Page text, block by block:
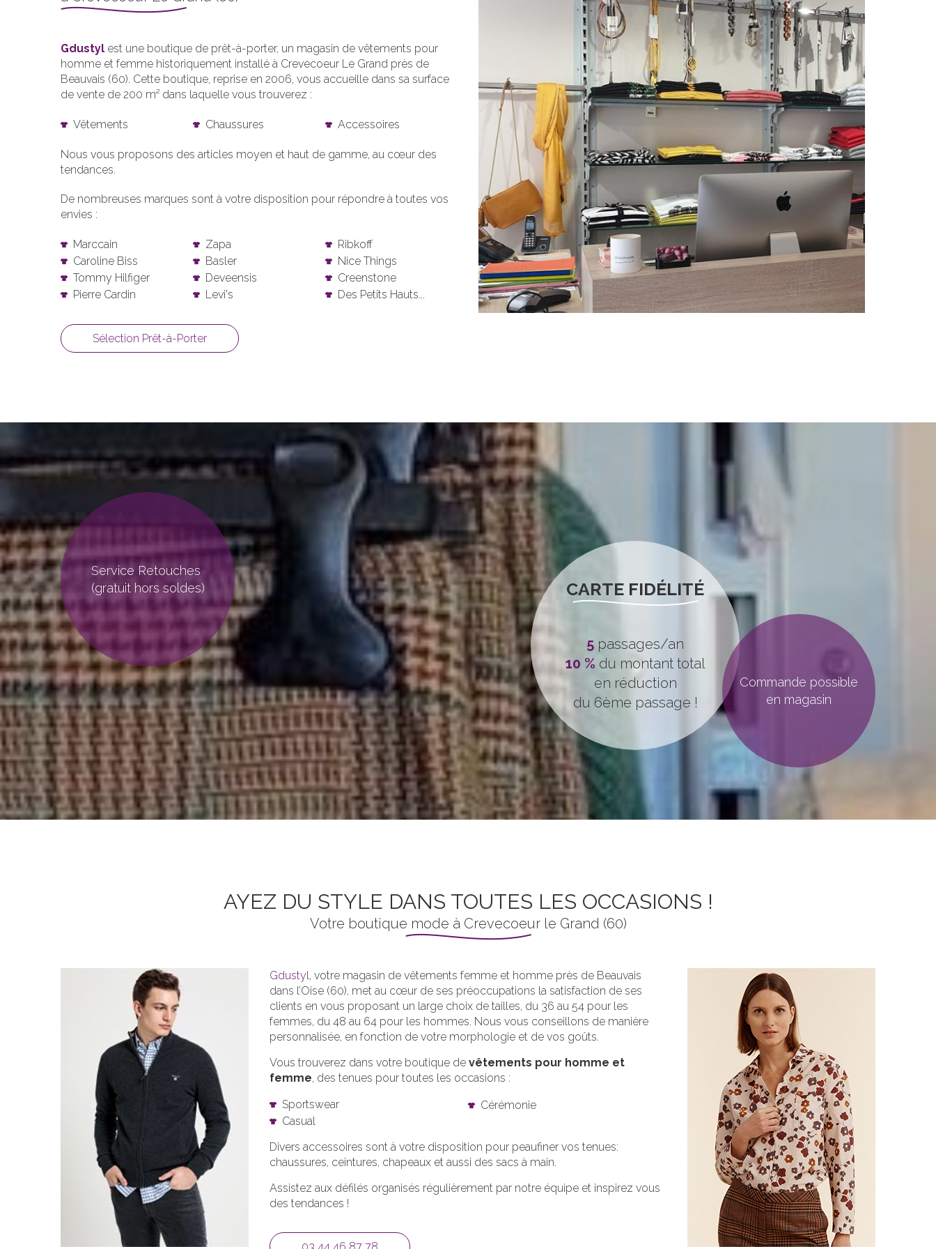
Gdustyl est une boutique de prêt-à-porter, un magasin de vêtements pour
homme et femme historiquement installé à Crevecoeur Le Grand près de
Beauvais (60). Cette boutique, reprise en 2006, vous accueille dans sa surface
de vente de 200 m² dans laquelle vous trouverez :
Vêtements Chaussures Accessoires
Nous vous proposons des articles moyen et haut de gamme, au cœur des
tendances.
De nombreuses marques sont à votre disposition pour répondre à toutes vos
envies :
Marccain
Caroline Biss
Tommy Hilfiger
Pierre Cardin
Zapa
Basler
Deveensis
Levi's
Ribkoff
Nice Things
Creenstone
Des Petits Hauts...
Sélection Prêt-à-Porter
Service Retouches
(gratuit hors soldes)
CARTE FIDÉLITÉ
5 passages/an
10 % du montant total
en réduction
du 6ème passage !
Commande possible
en magasin
AYEZ DU STYLE DANS TOUTES LES OCCASIONS !
Votre boutique mode à Crevecoeur le Grand (60)
Gdustyl, votre magasin de vêtements femme et homme près de Beauvais
dans l’Oise (60), met au cœur de ses préoccupations la satisfaction de ses
clients en vous proposant un large choix de tailles, du 36 au 54 pour les
femmes, du 48 au 64 pour les hommes. Nous vous conseillons de manière
personnalisée, en fonction de votre morphologie et de vos goûts.
Vous trouverez dans votre boutique de vêtements pour homme et
femme, des tenues pour toutes les occasions :
Sportswear
Casual
Cérémonie
Divers accessoires sont à votre disposition pour peaufiner vos tenues:
chaussures, ceintures, chapeaux et aussi des sacs à main.
Assistez aux défilés organisés régulièrement par notre équipe et inspirez vous
des tendances !